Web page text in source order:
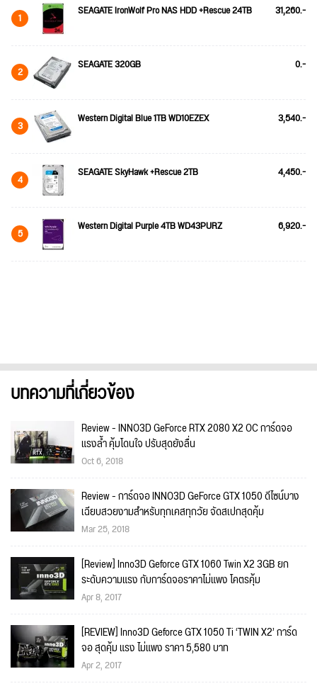
1 SEAGATE IronWolf Pro NAS HDD +Rescue 24TB 31,260.-
2 SEAGATE 320GB 0.-
3 Western Digital Blue 1TB WD10EZEX 3,540.-
4 SEAGATE SkyHawk +Rescue 2TB 4,450.-
5 Western Digital Purple 4TB WD43PURZ 6,920.-
บทความที่เกี่ยวข้อง
Review - INNO3D GeForce RTX 2080 X2 OC การ์ดจอ
แรงล้ำ คุ้มโดนใจ ปรับสุดยังลื่น
Oct 6, 2018
Review - การ์ดจอ INNO3D GeForce GTX 1050 ดีไซน์บาง
เฉียบสวยงามสำหรับทุกเคสทุกวัย จัดสเปกสุดคุ้ม
Mar 25, 2018
[Review] Inno3D Geforce GTX 1060 Twin X2 3GB ยก
ระดับความแรง กับการ์ดจอราคาไม่แพง โคตรคุ้ม
Apr 8, 2017
[REVIEW] Inno3D Geforce GTX 1050 Ti ‘TWIN X2’ การ์ด
จอ สุดคุ้ม แรง ไม่แพง ราคา 5,580 บาท
Apr 2, 2017